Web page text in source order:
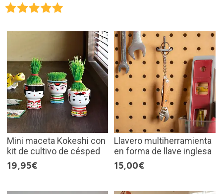
Mini maceta Kokeshi con
kit de cultivo de césped
19,95€
Llavero multiherramienta
en forma de llave inglesa
15,00€